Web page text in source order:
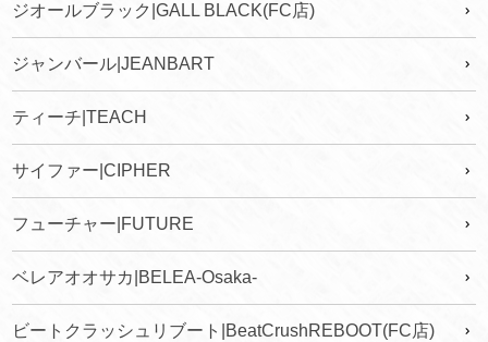
ジオールブラック|GALL BLACK(FC店)
ジャンバール|JEANBART
ティーチ|TEACH
サイファー|CIPHER
フューチャー|FUTURE
ベレアオオサカ|BELEA-Osaka-
ビートクラッシュリブート|BeatCrushREBOOT(FC店)